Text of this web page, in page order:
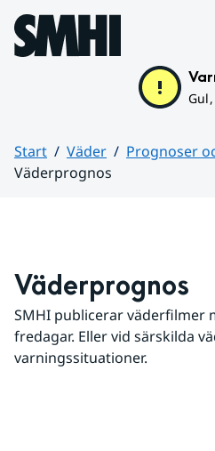
Hoppa till sidans innehåll
Start Väder
Prognoser
Väderprognos
Väderprognos
SMHI publicerar väderfilmer
fredagar. Eller vid särskilda
varningssituationer.